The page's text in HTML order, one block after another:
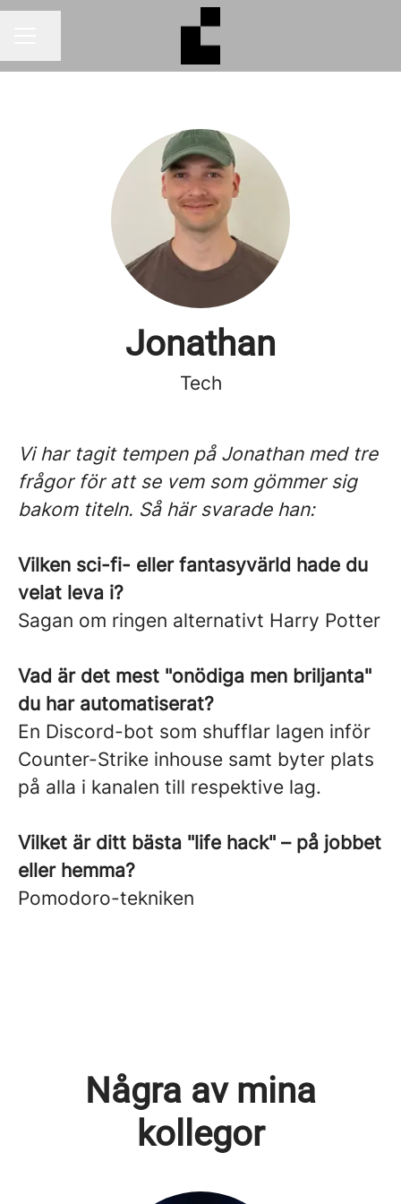
Jonathan
Tech
Vi har tagit tempen på Jonathan med tre
frågor för att se vem som gömmer sig
bakom titeln. Så här svarade han:
Vilken sci-fi- eller fantasyvärld hade du
velat leva i?
Sagan om ringen alternativt Harry Potter
Vad är det mest "onödiga men briljanta"
du har automatiserat?
En Discord-bot som shufflar lagen inför
Counter-Strike inhouse samt byter plats
på alla i kanalen till respektive lag.
Vilket är ditt bästa "life hack" – på jobbet
eller hemma?
Pomodoro-tekniken
Några av mina
kollegor